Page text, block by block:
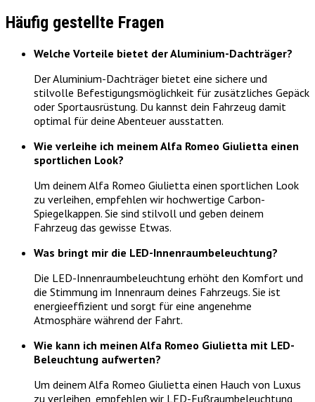
Häufig gestellte Fragen
Welche Vorteile bietet der Aluminium-Dachträger?
Der Aluminium-Dachträger bietet eine sichere und
stilvolle Befestigungsmöglichkeit für zusätzliches Gepäck
oder Sportausrüstung. Du kannst dein Fahrzeug damit
optimal für deine Abenteuer ausstatten.
Wie verleihe ich meinem Alfa Romeo Giulietta einen
sportlichen Look?
Um deinem Alfa Romeo Giulietta einen sportlichen Look
zu verleihen, empfehlen wir hochwertige Carbon-
Spiegelkappen. Sie sind stilvoll und geben deinem
Fahrzeug das gewisse Etwas.
Was bringt mir die LED-Innenraumbeleuchtung?
Die LED-Innenraumbeleuchtung erhöht den Komfort und
die Stimmung im Innenraum deines Fahrzeugs. Sie ist
energieeffizient und sorgt für eine angenehme
Atmosphäre während der Fahrt.
Wie kann ich meinen Alfa Romeo Giulietta mit LED-
Beleuchtung aufwerten?
Um deinem Alfa Romeo Giulietta einen Hauch von Luxus
zu verleihen, empfehlen wir LED-Fußraumbeleuchtung